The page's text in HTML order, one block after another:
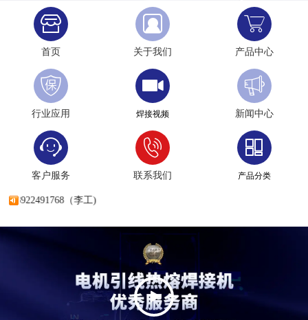
首页 关于我们 产品中心
行业应用 焊接视频 新闻中心
客户服务 联系我们 产品分类
（李工)